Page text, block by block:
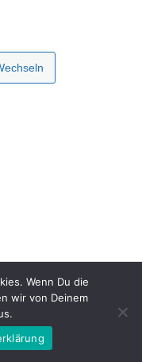
Wenn Du die
wir von Deinem